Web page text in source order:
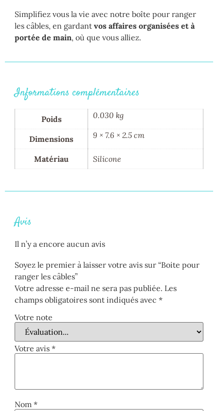
Simplifiez vous la vie avec notre boîte pour ranger
les câbles, en gardant vos affaires organisées et à
portée de main, où que vous alliez.
Informations complémentaires
Poids 0.030 kg
Dimensions 9 × 7.6 × 2.5 cm
Matériau Silicone
Avis
Il n’y a encore aucun avis
Soyez le premier à laisser votre avis sur “Boite pour
ranger les câbles”
Votre adresse e-mail ne sera pas publiée. Les
champs obligatoires sont indiqués avec *
Votre note
Votre avis *
Nom *